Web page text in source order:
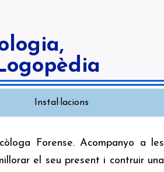
Instal·lacions
Forense. Acompanyo a les
el seu present i contruir una